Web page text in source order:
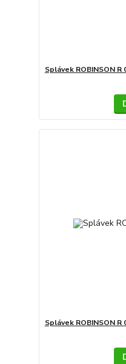
Splávek ROBINSON R
Splávek ROBINSON R